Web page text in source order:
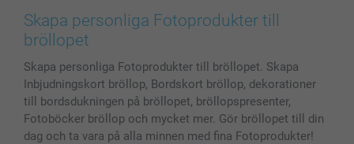
Bilder, Fotoförstoring & Fotohäften
Skal till Mobil & Surfplatta
Fotoalmanackor & Fotoagenda
Fotoramar & Tillbehör
Presentkort
Alla fotoprodukter
Cookie Policy
Sitemap
Investor Relations
smartgaranti
smartbonus
Status på beställningar
Skapa personliga Fotoprodukter till
bröllopet
Skapa personliga Fotoprodukter till bröllopet. Skapa
Inbjudningskort bröllop, Bordskort bröllop, dekorationer
till bordsdukningen på bröllopet, bröllopspresenter,
Fotoböcker bröllop och mycket mer. Gör bröllopet till din
dag och ta vara på alla minnen med fina Fotoprodukter!